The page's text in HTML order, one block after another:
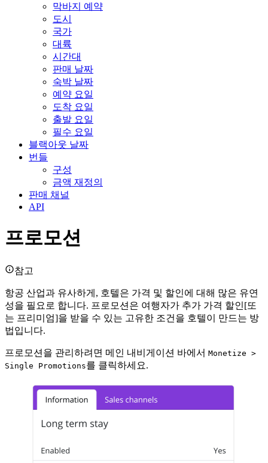
막바지 예약
도시
국가
대륙
시간대
판매 날짜
숙박 날짜
예약 요일
도착 요일
출발 요일
필수 요일
블랙아웃 날짜
번들
구성
금액 재정의
판매 채널
API
프로모션
참고
항공 산업과 유사하게, 호텔은 가격 및 할인에 대해 많은 유연
성을 필요로 합니다. 프로모션은 여행자가 추가 가격 할인[또
는 프리미엄]을 받을 수 있는 고유한 조건을 호텔이 만드는 방
법입니다.
프로모션을 관리하려면 메인 내비게이션 바에서 Monetize >
Single Promotions를 클릭하세요.